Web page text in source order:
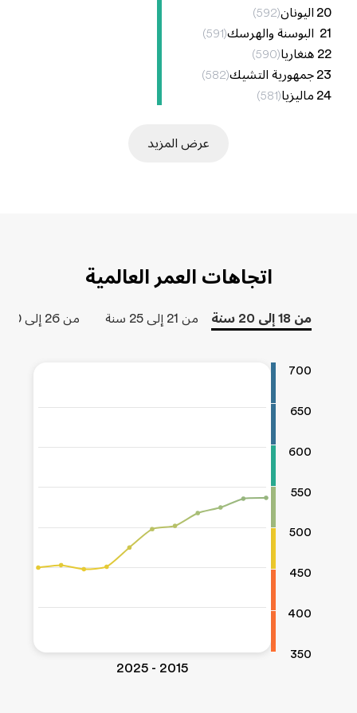
20 اليونان(
592
)
21 البوسنة والهرسك(
591
)
22 هنغاريا(
590
)
23 جمهورية التشيك(
582
)
24 ماليزيا(
581
)
عرض المزيد
اتجاهات العمر العالمية
من 18 إلى 20 سنة من 21 إلى 25 سنة من 26 إلى 30 سنة
700
650
600
550
500
450
400
350
2015 - 2025